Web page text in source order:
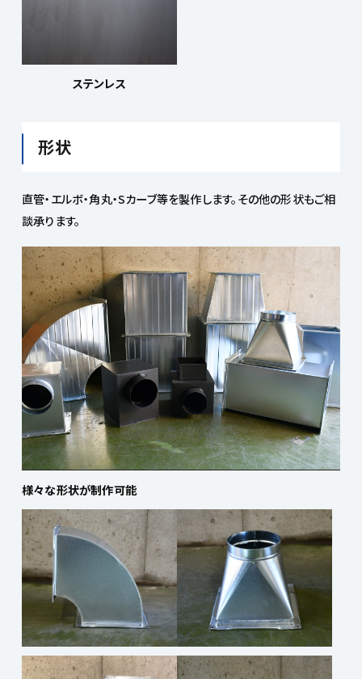
ステンレス
形状
直管・エルボ・角丸・Sカーブ等を製作します。その他の形状もご相
談承ります。
様々な形状が制作可能